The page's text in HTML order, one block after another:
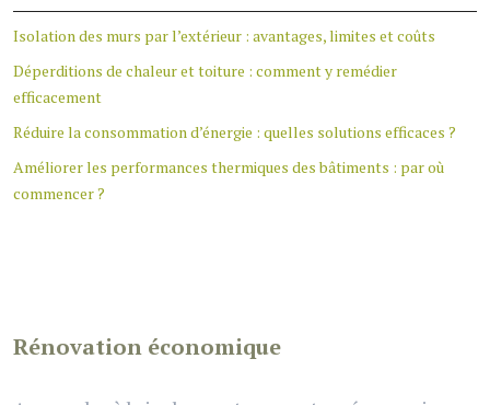
Isolation des murs par l’extérieur : avantages, limites et coûts
Déperditions de chaleur et toiture : comment y remédier
efficacement
Réduire la consommation d’énergie : quelles solutions efficaces ?
Améliorer les performances thermiques des bâtiments : par où
commencer ?
Rénovation économique